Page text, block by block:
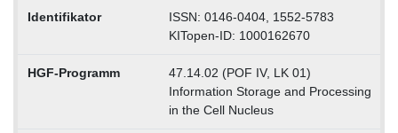
Identifikator
ISSN: 0146-0404, 1552-5783
KITopen-ID: 1000162670
HGF-Programm
47.14.02 (POF IV, LK 01)
Information Storage and Processing
in the Cell Nucleus